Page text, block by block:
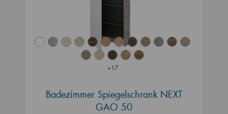
+17
Badezimmer Spiegelschrank NEXT
GAO 50